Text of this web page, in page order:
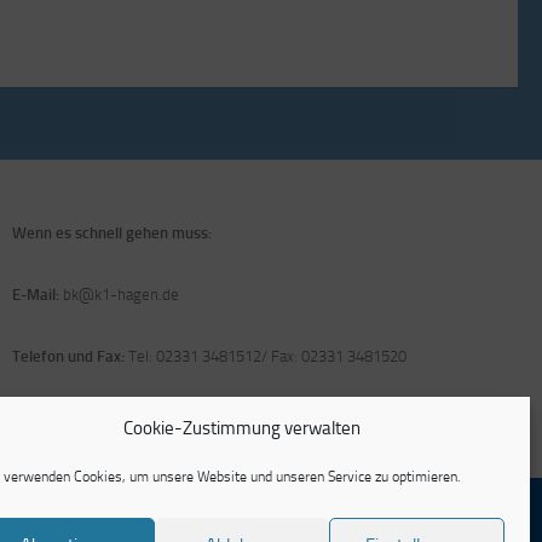
Cookie-Zustimmung verwalten
verwenden Cookies, um unsere Website und unseren Service zu optimieren.
Wenn es schnell gehen muss:
E-Mail: bk@k1-hagen.de
Telefon und Fax: Tel: 02331 3481512/ Fax: 02331 3481520